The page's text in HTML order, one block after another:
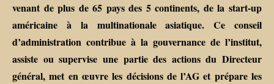
venant de plus de 65 pays des 5 continents, de la start-up
américaine à la multinationale asiatique. Ce conseil
d’administration contribue à la gouvernance de l’institut,
assiste ou supervise une partie des actions du Directeur
général, met en œuvre les décisions de l’AG et prépare les